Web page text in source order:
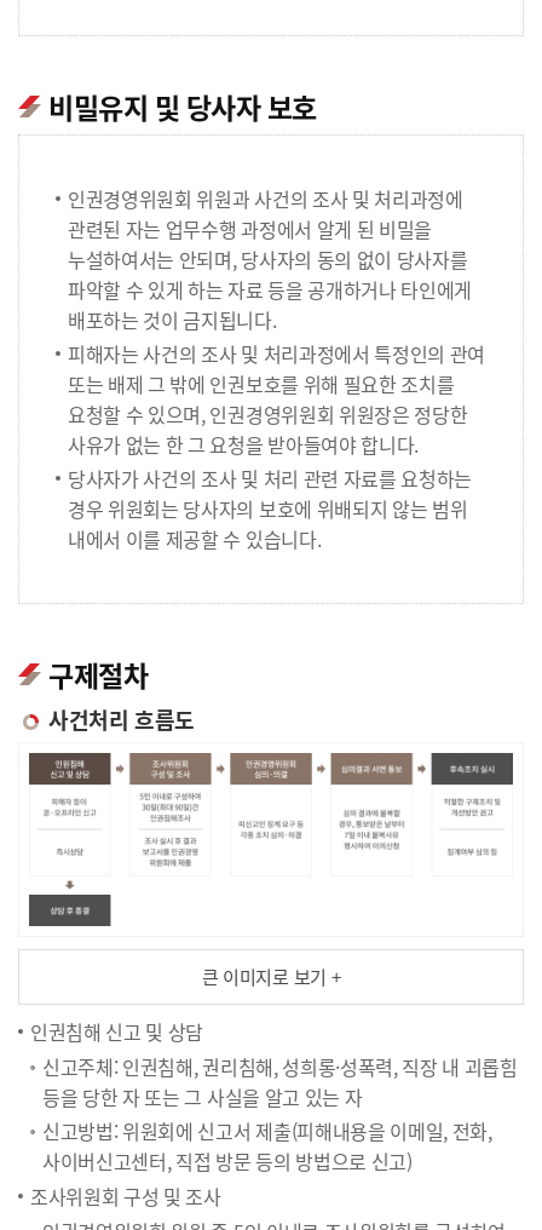
비밀유지 및 당사자 보호
인권경영위원회 위원과 사건의 조사 및 처리과정에
관련된 자는 업무수행 과정에서 알게 된 비밀을
누설하여서는 안되며, 당사자의 동의 없이 당사자를
파악할 수 있게 하는 자료 등을 공개하거나 타인에게
배포하는 것이 금지됩니다.
피해자는 사건의 조사 및 처리과정에서 특정인의 관여
또는 배제 그 밖에 인권보호를 위해 필요한 조치를
요청할 수 있으며, 인권경영위원회 위원장은 정당한
사유가 없는 한 그 요청을 받아들여야 합니다.
당사자가 사건의 조사 및 처리 관련 자료를 요청하는
경우 위원회는 당사자의 보호에 위배되지 않는 범위
내에서 이를 제공할 수 있습니다.
구제절차
사건처리 흐름도
큰 이미지로 보기 +
인권침해 신고 및 상담
신고주체: 인권침해, 권리침해, 성희롱·성폭력, 직장 내 괴롭힘
등을 당한 자 또는 그 사실을 알고 있는 자
신고방법: 위원회에 신고서 제출(피해내용을 이메일, 전화,
사이버신고센터, 직접 방문 등의 방법으로 신고)
조사위원회 구성 및 조사